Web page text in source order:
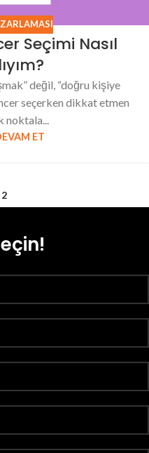
Seçimi Nasıl
değil, “doğru kişiye
seçerken dikkat etmen
noktala...
ET
2